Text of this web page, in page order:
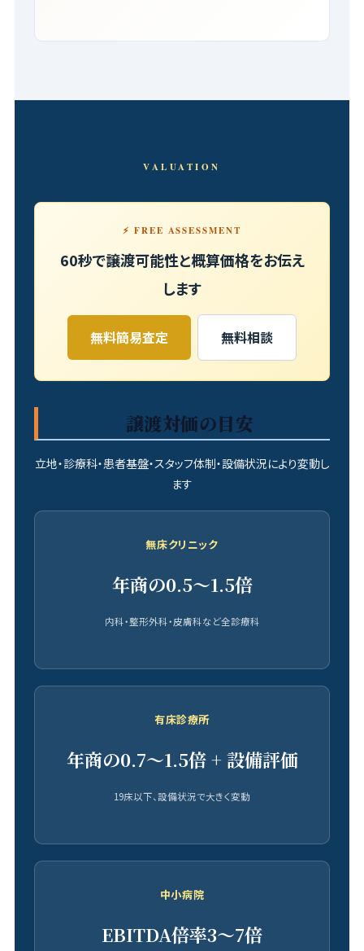
VALUATION
⚡ FREE ASSESSMENT
60秒で譲渡可能性と概算価格をお伝え
します
無料簡易査定 無料相談
譲渡対価の目安
立地・診療科・患者基盤・スタッフ体制・設備状況により変動し
ます
無床クリニック
年商の0.5〜1.5倍
内科・整形外科・皮膚科など全診療科
有床診療所
年商の0.7〜1.5倍 + 設備評価
19床以下、設備状況で大きく変動
中小病院
EBITDA倍率3〜7倍